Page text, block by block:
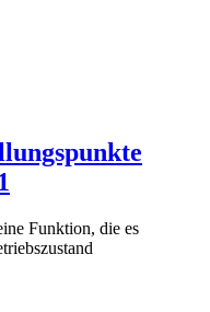
Funktion, die es